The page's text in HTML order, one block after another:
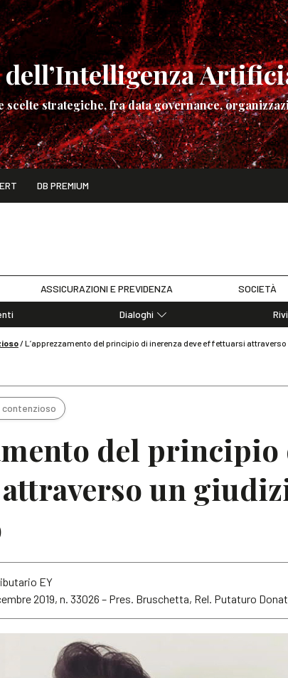
dell’Intelligenza
scelte strategiche, fra data governance,
/ 17 settembre
DB PREMIUM
Cerca nel sito
ASSICURAZIONI E PREVIDENZA SOCIETÀ
Dialoghi
/L’apprezzamento del principio di inerenza deve effettuarsi
del principio
un
EY
2019, n. 33026 – Pres. Bruschetta, Rel. Putaturo